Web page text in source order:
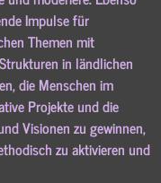
Impulse für
Themen mit
in ländlichen
die Menschen im
Projekte und die
Visionen zu gewinnen,
zu aktivieren und